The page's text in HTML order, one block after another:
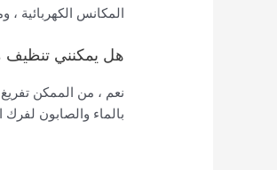
المكانس الكهربائية ،
هل يمكنني تنظيف
نعم ، من الممكن
بالماء والصابون لفرك